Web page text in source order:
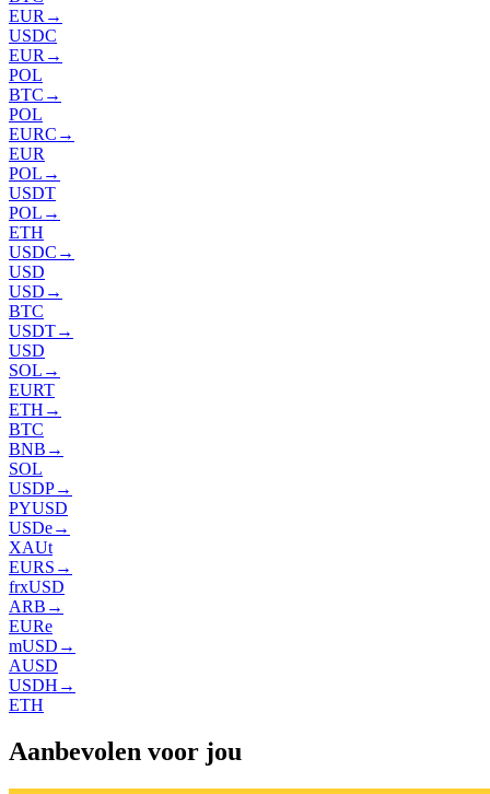
EUR →
USDC
EUR →
POL
BTC →
POL
EURC →
EUR
POL →
USDT
POL →
ETH
USDC →
USD
USD →
BTC
USDT→
USD
SOL →
EURT
ETH →
BTC
BNB →
SOL
USDP→
PYUSD
USDe→
XAUt
EURS →
frxUSD
ARB →
EURe
mUSD →
AUSD
USDH →
ETH
Aanbevolen voor jou